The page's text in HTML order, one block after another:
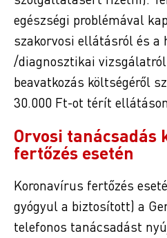
egészségi problémával
szakorvosi ellátásról és a
/diagnosztikai
beavatkozás költségéről
30.000 Ft-ot térít
Orvosi tanácsadás
fertőzés esetén
Koronavírus fertőzés
gyógyul a biztosított) a
telefonos tanácsadást